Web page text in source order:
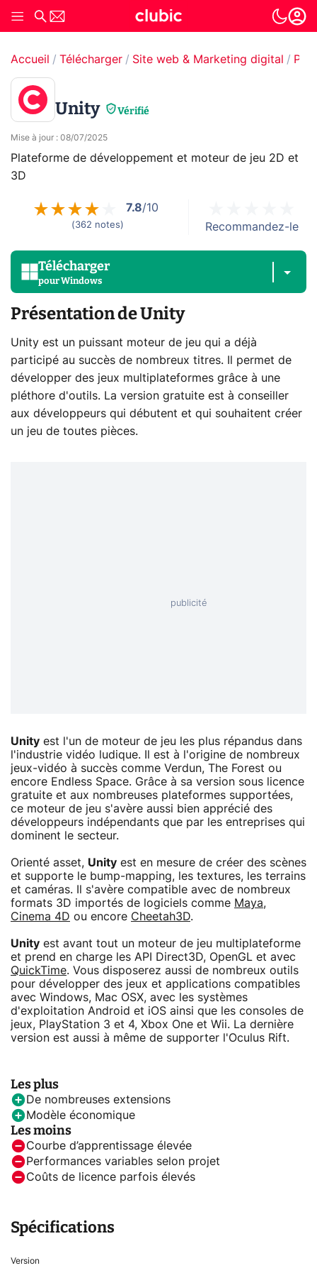
Accueil Télécharger Site web & Marketing digital
Unity Vérifié
Mise à jour : 08/07/2025
Plateforme de développement et moteur de jeu 2D et
3D
7.8/10
(362 notes) Recommandez-le
Télécharger
pourWindows
Présentation de Unity
Unity est un puissant moteur de jeu qui a déjà
participé au succès de nombreux titres. Il permet de
développer des jeux multiplateformes grâce à une
pléthore d'outils. La version gratuite est à conseiller
aux développeurs qui débutent et qui souhaitent créer
un jeu de toutes pièces.
Unity est l'un de moteur de jeu les plus répandus dans
l'industrie vidéo ludique. Il est à l'origine de nombreux
jeux-vidéo à succès comme Verdun, The Forest ou
encore Endless Space. Grâce à sa version sous licence
gratuite et aux nombreuses plateformes supportées,
ce moteur de jeu s'avère aussi bien apprécié des
développeurs indépendants que par les entreprises qui
dominent le secteur.
Orienté asset, Unity est en mesure de créer des scènes
et supporte le bump-mapping, les textures, les terrains
et caméras. Il s'avère compatible avec de nombreux
formats 3D importés de logiciels comme Maya,
Cinema 4D ou encore Cheetah3D.
Unity est avant tout un moteur de jeu multiplateforme
et prend en charge les API Direct3D, OpenGL et avec
QuickTime. Vous disposerez aussi de nombreux outils
pour développer des jeux et applications compatibles
avec Windows, Mac OSX, avec les systèmes
d'exploitation Android et iOS ainsi que les consoles de
jeux, PlayStation 3 et 4, Xbox One et Wii. La dernière
version est aussi à même de supporter l'Oculus Rift.
Les plus
De nombreuses extensions
Modèle économique
Les moins
Courbe d’apprentissage élevée
Performances variables selon projet
Coûts de licence parfois élevés
Spécifications
Version